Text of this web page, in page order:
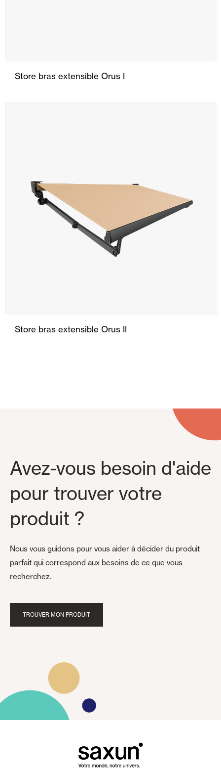
Store bras extensible Orus I
Store bras extensible Orus II
Avez-vous besoin d'aide
pour trouver votre
produit ?
Nous vous guidons pour vous aider à décider du produit
parfait qui correspond aux besoins de ce que vous
recherchez.
TROUVER MON PRODUIT